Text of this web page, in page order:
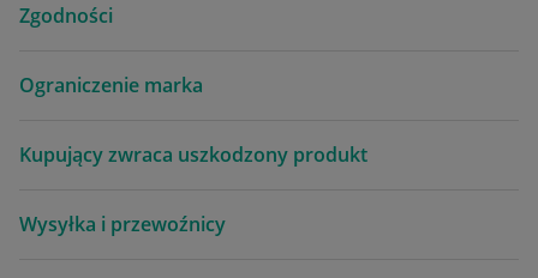
Zgodności
Ograniczenie marka
Kupujący zwraca uszkodzony produkt
Wysyłka i przewoźnicy